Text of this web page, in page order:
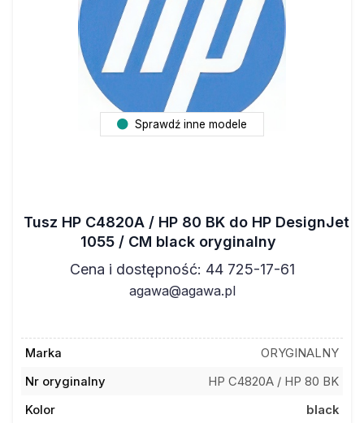
Sprawdź inne modele
Tusz HP C4820A / HP 80 BK do HP DesignJet
1055 / CM black oryginalny
Cena i dostępność: 44 725-17-61
agawa@agawa.pl
Marka
ORYGINALNY
Nr oryginalny
HP C4820A / HP 80 BK
Kolor
black